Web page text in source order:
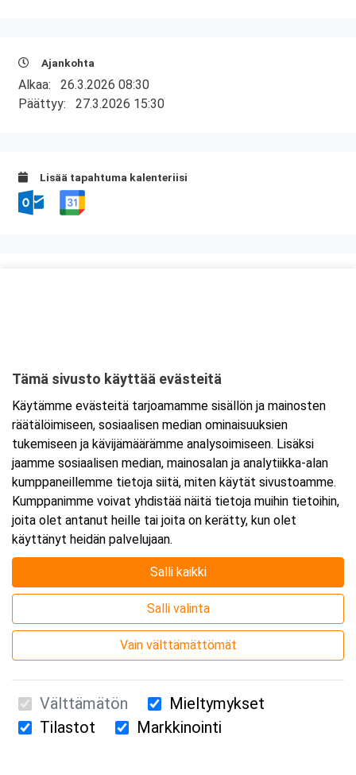
Ajankohta
Alkaa: 26.3.2026 08:30
Päättyy: 27.3.2026 15:30
Lisää tapahtuma kalenteriisi
Tarkempi kartta ja ajo-ohjeet
Suomen Ensiapukoulutus Oy / Valimotie 21 / 00380 Helsinki
Tämä sivusto käyttää evästeitä
Käytämme evästeitä tarjoamamme sisällön ja mainosten
räätälöimiseen, sosiaalisen median ominaisuuksien
tukemiseen ja kävijämäärämme analysoimiseen. Lisäksi
jaamme sosiaalisen median, mainosalan ja analytiikka-alan
kumppaneillemme tietoja siitä, miten käytät sivustoamme.
Kumppanimme voivat yhdistää näitä tietoja muihin tietoihin,
joita olet antanut heille tai joita on kerätty, kun olet
käyttänyt heidän palvelujaan.
Salli kaikki
Salli valinta
Vain välttämättömät
Välttämätön
Mieltymykset
Tilastot
Markkinointi